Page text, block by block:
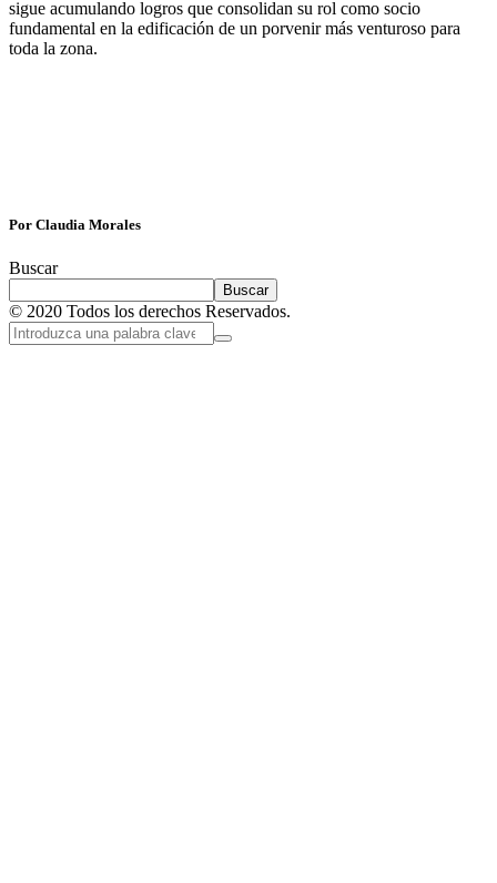
sigue acumulando logros que consolidan su rol como socio
fundamental en la edificación de un porvenir más venturoso para
toda la zona.
Por Claudia Morales
Buscar
Buscar
© 2020 Todos los derechos Reservados.